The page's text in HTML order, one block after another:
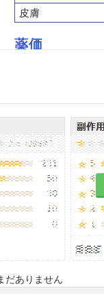
皮膚
薬価
だありません